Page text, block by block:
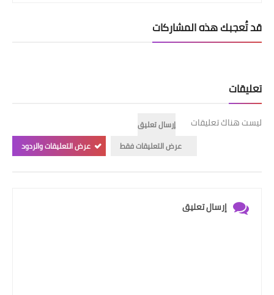
قد تُعجبك هذه المشاركات
تعليقات
ليست هناك تعليقات
إرسال تعليق
عرض التعليقات فقط
عرض التعليقات والردود
إرسال تعليق